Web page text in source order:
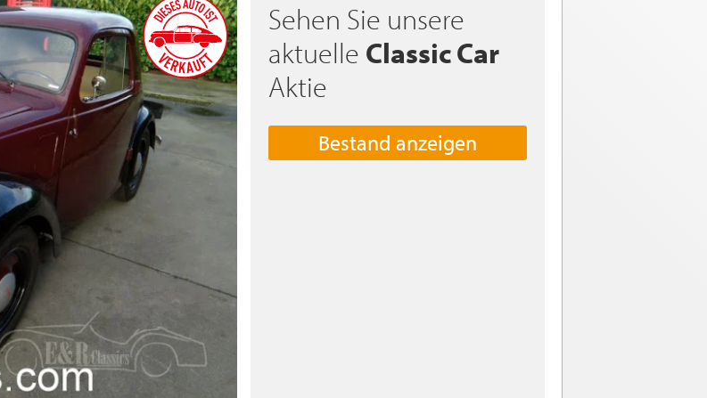
Sehen Sie unsere
aktuelle Classic Car
Aktie
Bestand anzeigen